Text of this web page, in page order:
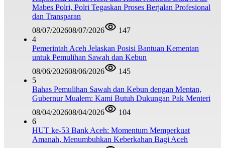
Mabes Polri, Polri Tegaskan Proses Berjalan Profesional
dan Transparan
08/07/202608/07/2026
147
4
Pemerintah Aceh Jelaskan Posisi Bantuan Kementan
untuk Pemulihan Sawah dan Kebun
08/06/202608/06/2026
145
5
Bahas Pemulihan Sawah dan Kebun dengan Mentan,
Gubernur Mualem: Kami Butuh Dukungan Pak Menteri
08/04/202608/04/2026
104
6
HUT ke-53 Bank Aceh: Momentum Memperkuat
Amanah, Menumbuhkan Keberkahan Bagi Aceh